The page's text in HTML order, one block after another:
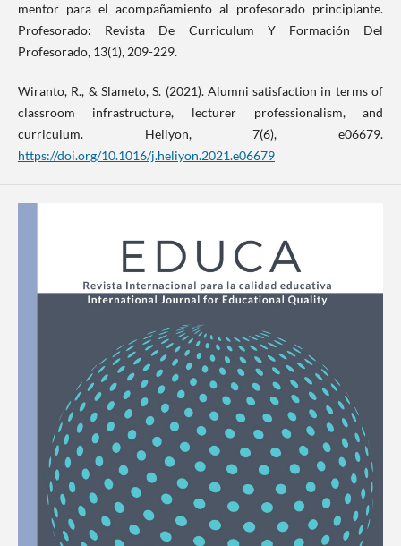
mentor para el acompañamiento al profesorado principiante.
Profesorado: Revista De Curriculum Y Formación Del
Profesorado, 13(1), 209-229.
Wiranto, R., & Slameto, S. (2021). Alumni satisfaction in terms of
classroom infrastructure, lecturer professionalism, and
curriculum. Heliyon, 7(6), e06679.
https://doi.org/10.1016/j.heliyon.2021.e06679